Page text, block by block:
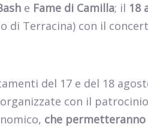
e Fame di Camilla; il 18
di Terracina) con il
del 17 e del 18
con il patrocinio
che permetteranno